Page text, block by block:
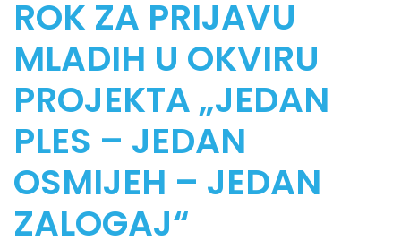
ROK ZA PRIJAVU
MLADIH U OKVIRU
PROJEKTA „JEDAN
PLES – JEDAN
OSMIJEH – JEDAN
ZALOGAJ“